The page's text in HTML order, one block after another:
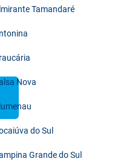
Tamandaré
Nova
do Sul
Grande do Sul